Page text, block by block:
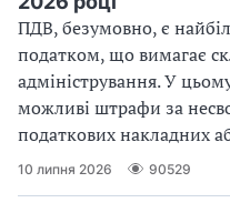
ПДВ, безумовно, є
податком, що вимагає
адміністрування. У
можливі штрафи за
податкових накладних
10 липня 2026 90529